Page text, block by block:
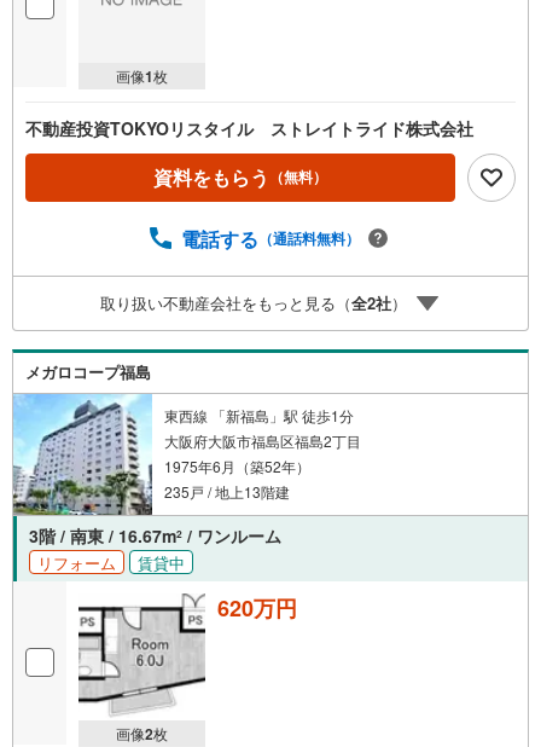
画像1枚
不動産投資TOKYOリスタイル ストレイトライド株式会社
資料をもらう （無料）
電話する （通話料無料）
取り扱い不動産会社をもっと見る（全2社）
メガロコープ福島
東西線 「新福島」駅 徒歩1分
大阪府大阪市福島区福島2丁目
1975年6月（築52年）
235戸 / 地上13階建
3階 / 南東 / 16.67m2 / ワンルーム
リフォーム 賃貸中
画像2枚
620万円